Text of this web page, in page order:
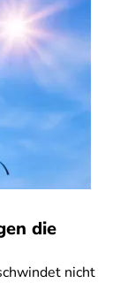
die
nicht